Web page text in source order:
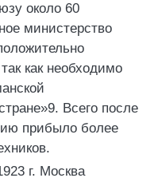
около 60
министерство
как необходимо
Всего после
прибыло более
г. Москва